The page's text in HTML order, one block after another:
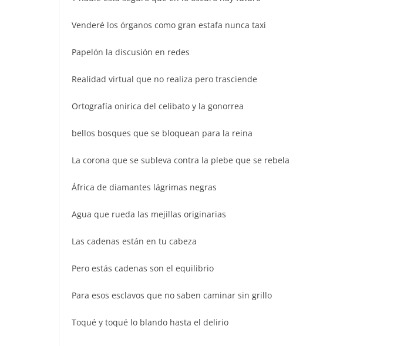
Venderé los órganos como gran estafa nunca taxi
Papelón la discusión en redes
Realidad virtual que no realiza pero trasciende
Ortografía onirica del celibato y la gonorrea
bellos bosques que se bloquean para la reina
La corona que se subleva contra la plebe que se rebela
África de diamantes lágrimas negras
Agua que rueda las mejillas originarias
Las cadenas están en tu cabeza
Pero estás cadenas son el equilibrio
Para esos esclavos que no saben caminar sin grillo
Toqué y toqué lo blando hasta el delirio